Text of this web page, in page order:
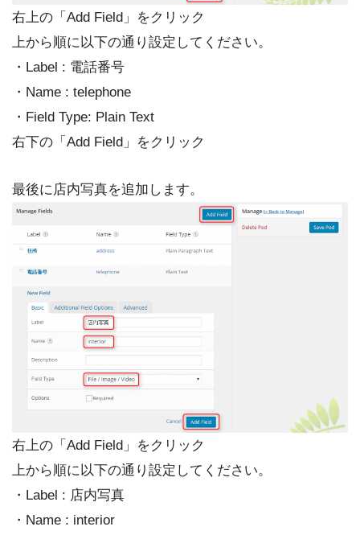
右上の「Add Field」をクリック
上から順に以下の通り設定してください。
・Label : 電話番号
・Name : telephone
・Field Type: Plain Text
右下の「Add Field」をクリック
最後に店内写真を追加します。
右上の「Add Field」をクリック
上から順に以下の通り設定してください。
・Label : 店内写真
・Name : interior